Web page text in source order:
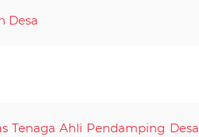
Desa
Tenaga Ahli Pendamping Desa